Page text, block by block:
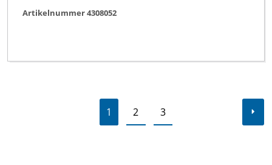
Artikelnummer 4308052
1 2 3